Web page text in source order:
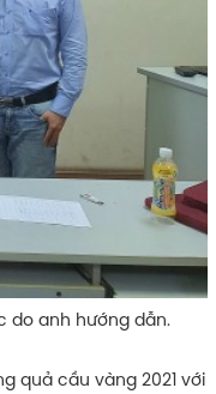
anh hướng dẫn.
quả cầu vàng 2021 với